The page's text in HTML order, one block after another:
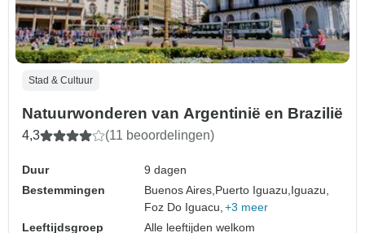
Stad & Cultuur
Natuurwonderen van Argentinië en Brazilië
4,3 (11 beoordelingen)
Duur
9 dagen
Bestemmingen
Buenos Aires,Puerto Iguazu,Iguazu,
Foz Do Iguacu, +3 meer
Leeftijdsgroep
Alle leeftijden welkom